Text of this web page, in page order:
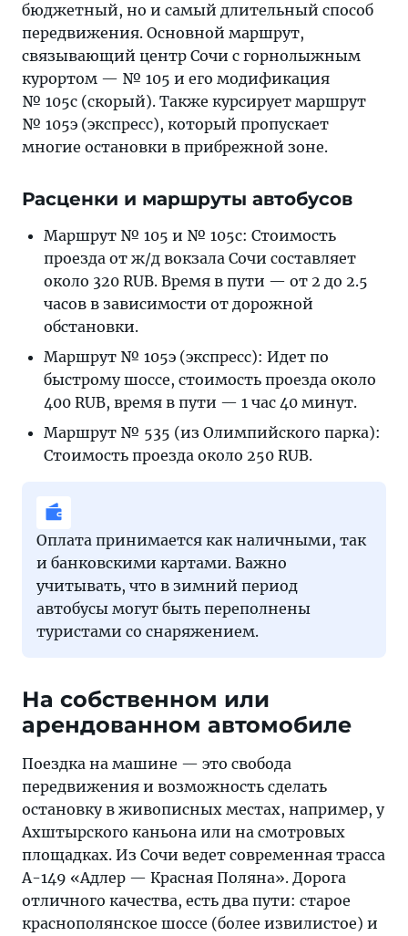
бюджетный, но и самый длительный способ
передвижения. Основной маршрут,
связывающий центр Сочи с горнолыжным
курортом — № 105 и его модификация
№ 105с (скорый). Также курсирует маршрут
№ 105э (экспресс), который пропускает
многие остановки в прибрежной зоне.
Расценки и маршруты автобусов
Маршрут № 105 и № 105с: Стоимость
проезда от ж/д вокзала Сочи составляет
около 320 RUB. Время в пути — от 2 до 2.5
часов в зависимости от дорожной
обстановки.
Маршрут № 105э (экспресс): Идет по
быстрому шоссе, стоимость проезда около
400 RUB, время в пути — 1 час 40 минут.
Маршрут № 535 (из Олимпийского парка):
Стоимость проезда около 250 RUB.
Оплата принимается как наличными, так
и банковскими картами. Важно
учитывать, что в зимний период
автобусы могут быть переполнены
туристами со снаряжением.
На собственном или
арендованном автомобиле
Поездка на машине — это свобода
передвижения и возможность сделать
остановку в живописных местах, например, у
Ахштырского каньона или на смотровых
площадках. Из Сочи ведет современная трасса
А-149 «Адлер — Красная Поляна». Дорога
отличного качества, есть два пути: старое
краснополянское шоссе (более извилистое) и